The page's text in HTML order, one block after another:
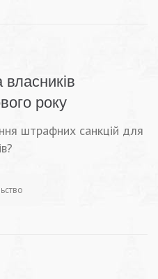
власників
року
штрафних санкцій для